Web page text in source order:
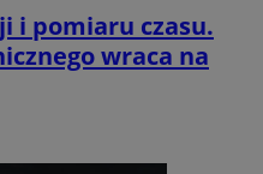
i pomiaru czasu.
wraca na